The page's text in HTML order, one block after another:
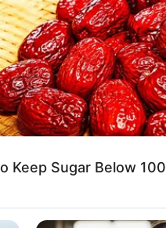
Keep Sugar Below 100